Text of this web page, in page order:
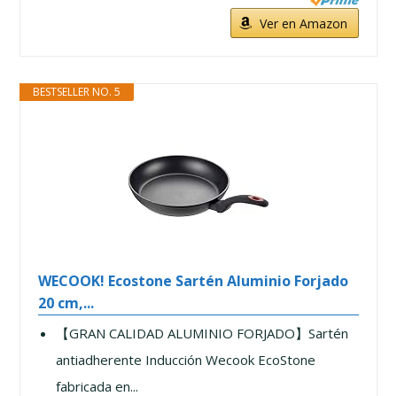
Ver en Amazon
BESTSELLER NO. 5
WECOOK! Ecostone Sartén Aluminio Forjado
20 cm,...
【GRAN CALIDAD ALUMINIO FORJADO】Sartén
antiadherente Inducción Wecook EcoStone
fabricada en...